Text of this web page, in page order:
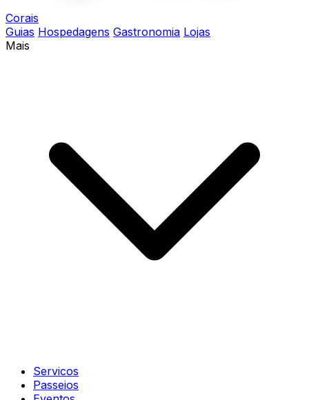
Corais
Guias Hospedagens Gastronomia Lojas
Mais
Servicos
Passeios